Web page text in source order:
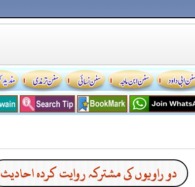
دو راویوں کی مشترکہ روایت کردہ احادیث